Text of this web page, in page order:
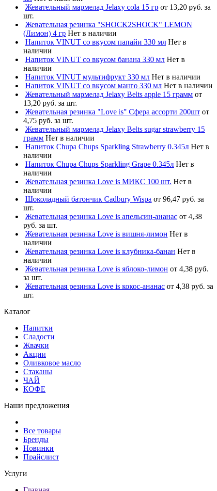
Жевательный мармелад Jelaxy cola 15 гр от 13,20 руб. за
шт.
Жевательная резинка "SHOCK2SHOCK" LEMON
(Лимон) 4 гр Нет в наличии
Напиток VINUT со вкусом папайи 330 мл Нет в
наличии
Напиток VINUT со вкусом банана 330 мл Нет в
наличии
Напиток VINUT мультифрукт 330 мл Нет в наличии
Напиток VINUT со вкусом манго 330 мл Нет в наличии
Жевательный мармелад Jelaxy Belts apple 15 грамм от
13,20 руб. за шт.
Жевательная резинка "Love is" Сфера ассорти 200шт от
4,75 руб. за шт.
Жевательный мармелад Jelaxy Belts sugar strawberry 15
грамм Нет в наличии
Напиток Chupa Chups Sparkling Strawberry 0.345л Нет в
наличии
Напиток Chupa Chups Sparkling Grape 0.345л Нет в
наличии
Жевательная резинка Love is МИКС 100 шт. Нет в
наличии
Шоколадный батончик Cadbury Wispa от 96,47 руб. за
шт.
Жевательная резинка Love is апельсин-ананас от 4,38
руб. за шт.
Жевательная резинка Love is вишня-лимон Нет в
наличии
Жевательная резинка Love is клубника-банан Нет в
наличии
Жевательная резинка Love is яблоко-лимон от 4,38 руб.
за шт.
Жевательная резинка Love is кокос-ананас от 4,38 руб. за
шт.
Каталог
Напитки
Сладости
Жвачки
Акции
Оливковое масло
Стаканы
ЧАЙ
КОФЕ
Наши предложения
Все товары
Бренды
Новинки
Прайслист
Услуги